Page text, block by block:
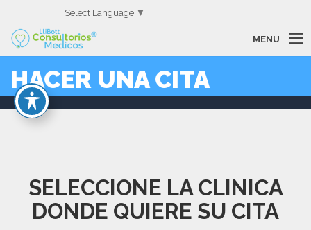
Select Language ▼
MENU
HACER UNA CITA
SELECCIONE LA CLINICA
DONDE QUIERE SU CITA